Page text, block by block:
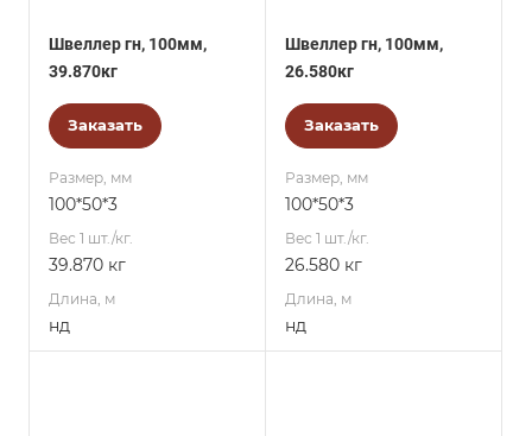
Швеллер гн, 100мм,
39.870кг
Заказать
Размер, мм
100*50*3
Вес 1 шт./кг.
39.870 кг
Длина, м
нд
Швеллер гн, 100мм,
26.580кг
Заказать
Размер, мм
100*50*3
Вес 1 шт./кг.
26.580 кг
Длина, м
нд